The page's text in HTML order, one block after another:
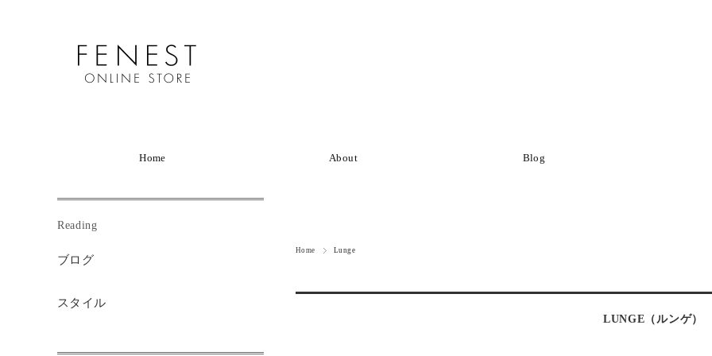
Home About Blog
Home Lunge
LUNGE（ルンゲ）
Reading
ブログ
スタイル